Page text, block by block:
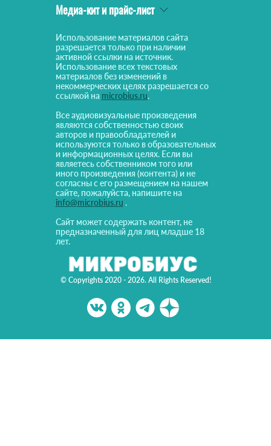
© Copyrights 2020 - 2026. All Rights Reserved!
Медиа-кит и прайс-лист
Использование материалов сайта
разрешается только при наличии
активной ссылки на источник.
Использование всех текстовых
материалов без изменений в
некоммерческих целях разрешается со
ссылкой на microbius.ru.
Все аудиовизуальные произведения
являются собственностью своих
авторов и правообладателей и
используются только в образовательных
и информационных целях. Если вы
являетесь собственником того или
иного произведения (контента) и не
согласны с его размещением на нашем
сайте, пожалуйста, напишите на
info@microbius.ru .
Сайт может содержать контент, не
предназначенный для лиц младше 18
лет.